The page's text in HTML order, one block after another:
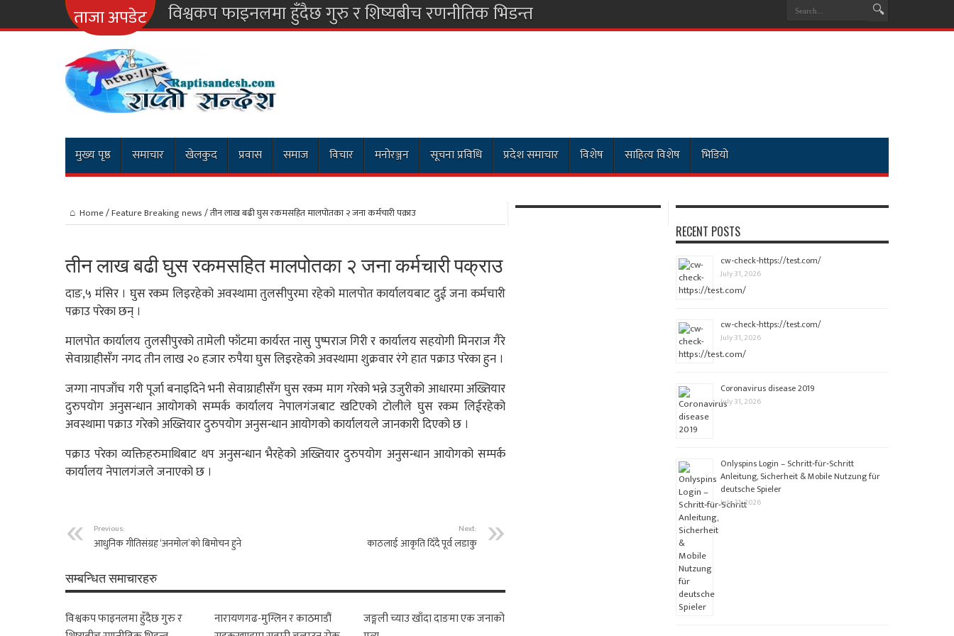
ताजा अपडेट विश्वकप फाइनलमा हुँदैछ गुरु र शिष्यबीच रणनीतिक भिडन्त
मुख्य पृष्ठ समाचार खेलकुद प्रवास समाज विचार मनोरञ्जन सूचना प्रविधि प्रदेश समाचार विशेष साहित्य विशेष भिडियो
Home/Feature Breaking news/तीन लाख बढी घुस रकमसहित मालपोतका २ जना कर्मचारी पक्राउ
तीन लाख बढी घुस रकमसहित मालपोतका २ जना कर्मचारी पक्राउ
दाङ,५ मंसिर । घुस रकम लिइरहेको अवस्थामा तुलसीपुरमा रहेको मालपोत कार्यालयबाट दुई जना कर्मचारी
पक्राउ परेका छन् ।
मालपोत कार्यालय तुलसीपुरको तामेली फाँटमा कार्यरत नासु पुष्पराज गिरी र कार्यालय सहयोगी मिनराज गैरे
सेवाग्राहीसँग नगद तीन लाख २० हजार रुपैया घुस लिइरहेको अवस्थामा शुक्रवार रंगे हात पक्राउ परेका हुन ।
जग्गा नापजाँच गरी पूर्जा बनाइदिने भनी सेवाग्राहीसँग घुस रकम माग गरेको भन्ने उजुरीको आधारमा अख्तियार
दुरुपयोग अनुसन्धान आयोगको सम्पर्क कार्यालय नेपालगंजबाट खटिएको टोलीले घुस रकम लिईरहेको
अवस्थामा पक्राउ गरेको अख्तियार दुरुपयोग अनुसन्धान आयोगको कार्यालयले जानकारी दिएको छ ।
पक्राउ परेका व्यक्तिहरुमाथिबाट थप अनुसन्धान भैरहेको अख्तियार दुरुपयोग अनुसन्धान आयोगको सम्पर्क
कार्यालय नेपालगंजले जनाएको छ ।
Previous:
आधुनिक गीतिसंग्रह ‘अनमोल’को बिमोचन हुने
Next:
काठलाई आकृति दिँदै पूर्व लडाकु
सम्बन्धित समाचारहरु
विश्वकप फाइनलमा हुँदैछ गुरु र
नारायणगढ-मुग्लिन र काठमाडौं
जङ्गली च्याउ खाँदा दाङमा एक जनाको
RECENT POSTS
cw-check-https://test.com/
July 31, 2026
cw-check-https://test.com/
July 31, 2026
Coronavirus disease 2019
July 31, 2026
Onlyspins Login – Schritt‑für‑Schritt
Anleitung, Sicherheit & Mobile Nutzung für
deutsche Spieler
July 31, 2026